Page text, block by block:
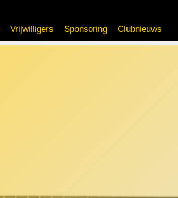
Vrijwilligers Sponsoring Clubnieuws